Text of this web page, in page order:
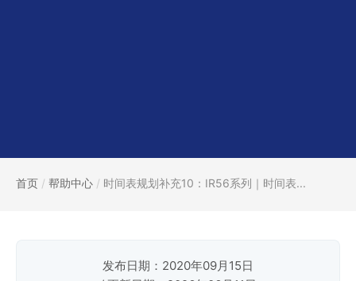
首页 / 帮助中心 / 时间表规划补充10：IR56系列｜时间表...
发布日期：2020年09月15日